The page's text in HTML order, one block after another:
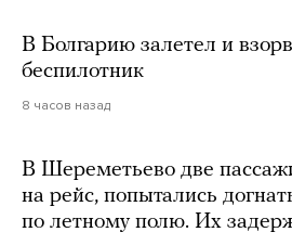
В Болгарию залетел и
беспилотник
8 часов назад
В Шереметьево две
на рейс, попытались
по летному полю. Их